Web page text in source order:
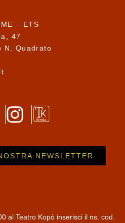
– ETS
47
N. Quadrato
NEWSLETTER
al Teatro Kopó inserisci il ns. cod.